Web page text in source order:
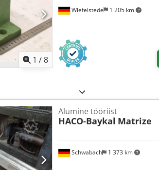
1 /8
Wiefelstede 1 205 km
Schwabach 1 373 km
Alumine tööriist
HACO-Baykal Matrize